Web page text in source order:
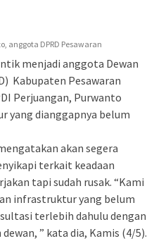
anggota DPRD Pesawaran
menjadi anggota Dewan
Kabupaten Pesawaran
Perjuangan, Purwanto
yang dianggapnya belum
akan segera
terkait keadaan
tapi sudah rusak. “Kami
infrastruktur yang belum
terlebih dahulu dengan
” kata dia, Kamis (4/5).